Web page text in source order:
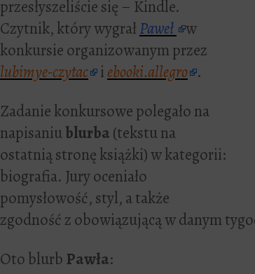
przesłyszeliście się – Kindle.
Czytnik, który wygrałPaweł w
konkursie organizowanym przez
lubimye-czytac iebooki.allegro .
Zadanie konkursowe polegało na
napisaniublurba(tekstu na
ostatnią stronę książki) w kategorii:
biografia. Jury oceniało
pomysłowość, styl, a także
zgodność z obowiązującą w danym
Oto blurbPawła: